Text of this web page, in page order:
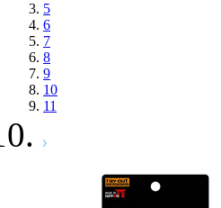
5
6
7
8
9
10
11